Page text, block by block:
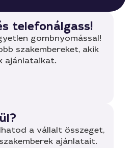
telefonálgass!
gombnyomással!
szakembereket, akik
ajánlataikat.
a vállalt összeget,
ajánlatait.